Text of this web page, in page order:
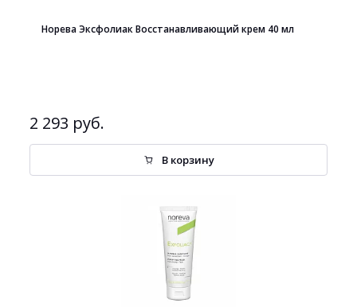
Норева Эксфолиак Восстанавливающий крем 40 мл
2 293 руб.
В корзину